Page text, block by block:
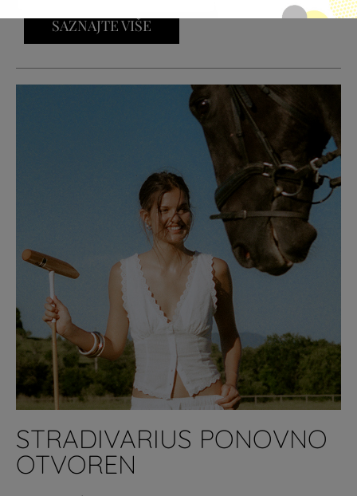
SAZNAJTE VIŠE
STRADIVARIUS PONOVNO
OTVOREN